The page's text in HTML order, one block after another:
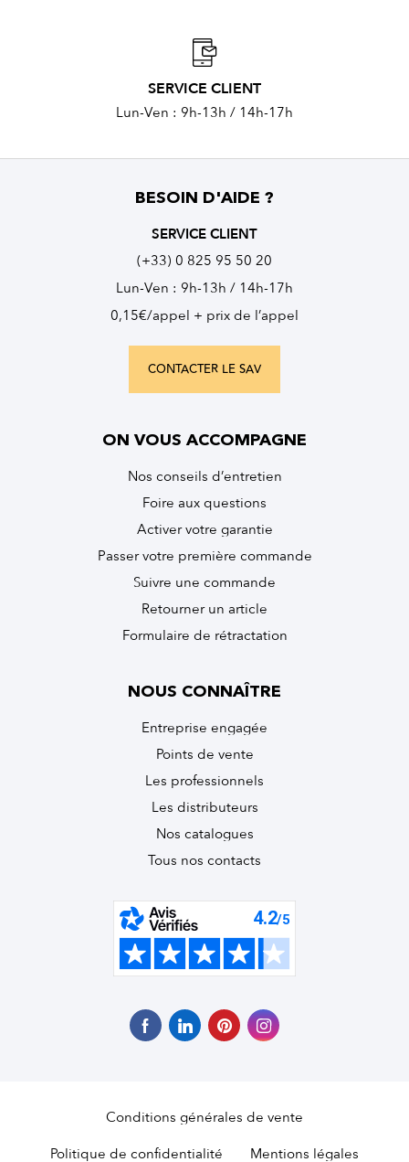
SERVICE CLIENT
Lun-Ven : 9h-13h / 14h-17h
BESOIN D'AIDE ?
SERVICE CLIENT
(+33) 0 825 95 50 20
Lun-Ven : 9h-13h / 14h-17h
0,15€/appel + prix de l’appel
CONTACTER LE SAV
ON VOUS ACCOMPAGNE
Nos conseils d’entretien
Foire aux questions
Activer votre garantie
Passer votre première commande
Suivre une commande
Retourner un article
Formulaire de rétractation
NOUS CONNAÎTRE
Entreprise engagée
Points de vente
Les professionnels
Les distributeurs
Nos catalogues
Tous nos contacts
Conditions générales de vente
Politique de confidentialité Mentions légales